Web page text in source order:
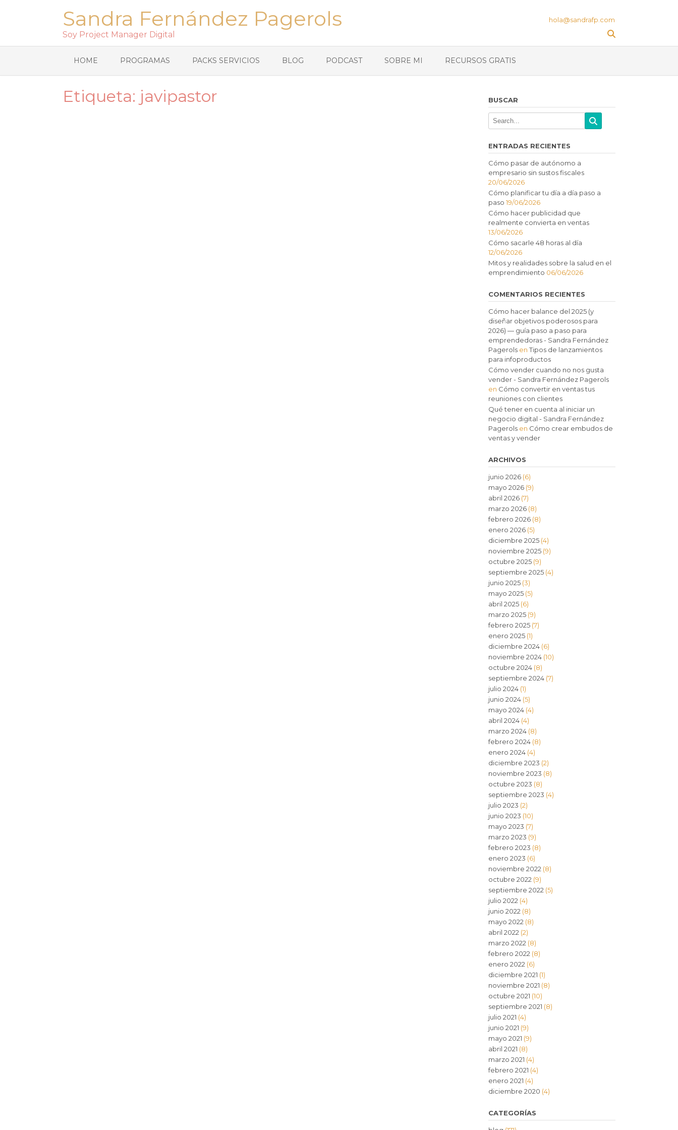
Sandra Fernández Pagerols
Soy Project Manager Digital
hola@sandrafp.com
HOME PROGRAMAS PACKS SERVICIOS BLOG PODCAST SOBRE MI RECURSOS GRATIS
Etiqueta: javipastor BUSCAR
ENTRADAS RECIENTES
Cómo pasar de autónomo a
empresario sin sustos fiscales
20/06/2026
Cómo planificar tu día a día paso a
paso 19/06/2026
Cómo hacer publicidad que
realmente convierta en ventas
13/06/2026
Cómo sacarle 48 horas al día
12/06/2026
Mitos y realidades sobre la salud en el
emprendimiento 06/06/2026
COMENTARIOS RECIENTES
Cómo hacer balance del 2025 (y
diseñar objetivos poderosos para
2026) — guía paso a paso para
emprendedoras - Sandra Fernández
PagerolsenTipos de lanzamientos
para infoproductos
Cómo vender cuando no nos gusta
vender - Sandra Fernández Pagerols
en Cómo convertir en ventas tus
reuniones con clientes
Qué tener en cuenta al iniciar un
negocio digital - Sandra Fernández
Pagerolsen Cómo crear embudos de
ventas y vender
ARCHIVOS
junio 2026(6)
mayo 2026(9)
abril 2026(7)
marzo 2026(8)
febrero 2026(8)
enero 2026(5)
diciembre 2025(4)
noviembre 2025(9)
octubre 2025(9)
septiembre 2025(4)
junio 2025(3)
mayo 2025(5)
abril 2025(6)
marzo 2025(9)
febrero 2025(7)
enero 2025(1)
diciembre 2024(6)
noviembre 2024(10)
octubre 2024(8)
septiembre 2024(7)
julio 2024(1)
junio 2024(5)
mayo 2024(4)
abril 2024(4)
marzo 2024(8)
febrero 2024(8)
enero 2024(4)
diciembre 2023 (2)
noviembre 2023 (8)
octubre 2023 (8)
septiembre 2023 (4)
julio 2023 (2)
junio 2023 (10)
mayo 2023 (7)
marzo 2023 (9)
febrero 2023 (8)
enero 2023 (6)
noviembre 2022 (8)
octubre 2022 (9)
septiembre 2022 (5)
julio 2022 (4)
junio 2022 (8)
mayo 2022 (8)
abril 2022 (2)
marzo 2022 (8)
febrero 2022 (8)
enero 2022 (6)
diciembre 2021 (1)
noviembre 2021 (8)
octubre 2021 (10)
septiembre 2021 (8)
julio 2021 (4)
junio 2021 (9)
mayo 2021 (9)
abril 2021 (8)
marzo 2021 (4)
febrero 2021 (4)
enero 2021 (4)
diciembre 2020 (4)
CATEGORÍAS